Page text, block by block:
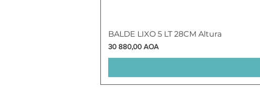
BALDE LIXO 5 LT 28CM Altura
Preço
30 880,00 AOA